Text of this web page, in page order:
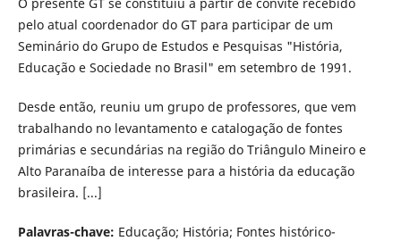
pelo atual coordenador do GT para participar de um
Seminário do Grupo de Estudos e Pesquisas "História,
Educação e Sociedade no Brasil" em setembro de 1991.
Desde então, reuniu um grupo de professores, que vem
trabalhando no levantamento e catalogação de fontes
primárias e secundárias na região do Triângulo Mineiro e
Alto Paranaíba de interesse para a história da educação
brasileira. [...]
Palavras-chave: Educação; História; Fontes histórico-